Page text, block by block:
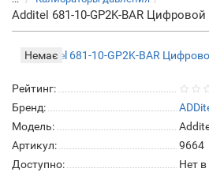
Additel 681-10-GP2K-BAR
Немає
Рейтинг:
Бренд:
Модель:
Артикул:
9664
Доступно:
Нет